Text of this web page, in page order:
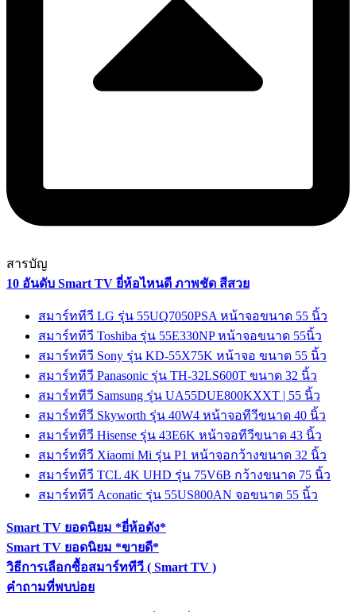
สารบัญ
10 อันดับ Smart TV ยี่ห้อไหนดี ภาพชัด สีสวย
สมาร์ททีวี LG รุ่น 55UQ7050PSA หน้าจอขนาด 55 นิ้ว
สมาร์ททีวี Toshiba รุ่น 55E330NP หน้าจอขนาด 55นิ้ว
สมาร์ททีวี Sony รุ่น KD-55X75K หน้าจอ ขนาด 55 นิ้ว
สมาร์ททีวี Panasonic รุ่น TH-32LS600T ขนาด 32 นิ้ว
สมาร์ททีวี Samsung รุ่น UA55DUE800KXXT | 55 นิ้ว
สมาร์ททีวี Skyworth รุ่น 40W4 หน้าจอทีวีขนาด 40 นิ้ว
สมาร์ททีวี Hisense รุ่น 43E6K หน้าจอทีวีขนาด 43 นิ้ว
สมาร์ททีวี Xiaomi Mi รุ่น P1 หน้าจอกว้างขนาด 32 นิ้ว
สมาร์ททีวี TCL 4K UHD รุ่น 75V6B กว้างขนาด 75 นิ้ว
สมาร์ททีวี Aconatic รุ่น 55US800AN จอขนาด 55 นิ้ว
Smart TV ยอดนิยม *ยี่ห้อดัง*
Smart TV ยอดนิยม *ขายดี*
วิธีการเลือกซื้อสมาร์ททีวี ( Smart TV )
คำถามที่พบบ่อย